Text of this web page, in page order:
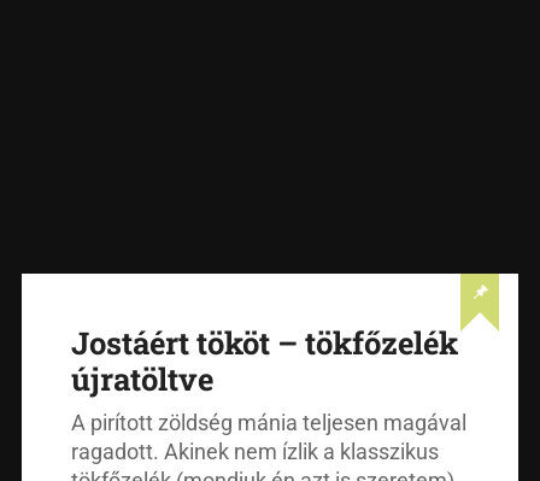
Jostáért tököt – tökfőzelék
újratöltve
A pirított zöldség mánia teljesen magával
ragadott. Akinek nem ízlik a klasszikus